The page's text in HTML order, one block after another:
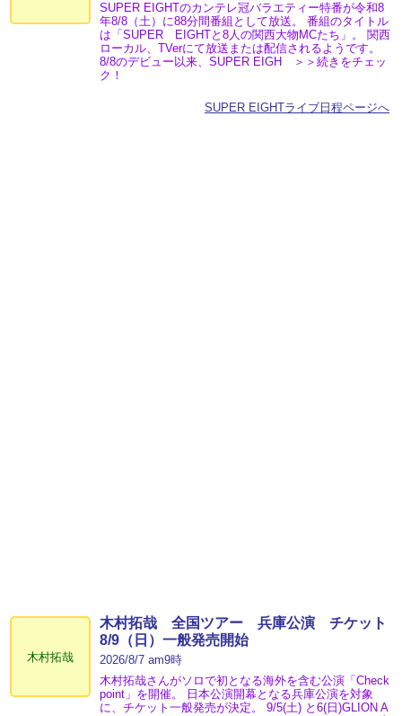
SUPER EIGHTのカンテレ冠バラエティー特番が令和8
年8/8（土）に88分間番組として放送。 番組のタイトル
は「SUPER EIGHTと8人の関西大物MCたち」。 関西
ローカル、TVerにて放送または配信されるようです。
8/8のデビュー以来、SUPER EIGH ＞＞続きをチェッ
ク！
SUPER EIGHTライブ日程ページへ
木村拓哉
木村拓哉 全国ツアー 兵庫公演 チケット
8/9（日）一般発売開始
2026/8/7 am9時
木村拓哉さんがソロで初となる海外を含む公演「Check
point」を開催。 日本公演開幕となる兵庫公演を対象
に、チケット一般発売が決定。 9/5(土) と6(日)GLION A